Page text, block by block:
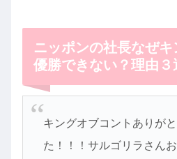
ニッポンの社長なぜキ
優勝できない？理由３
キングオブコントありが
た！！！サルゴリラさん